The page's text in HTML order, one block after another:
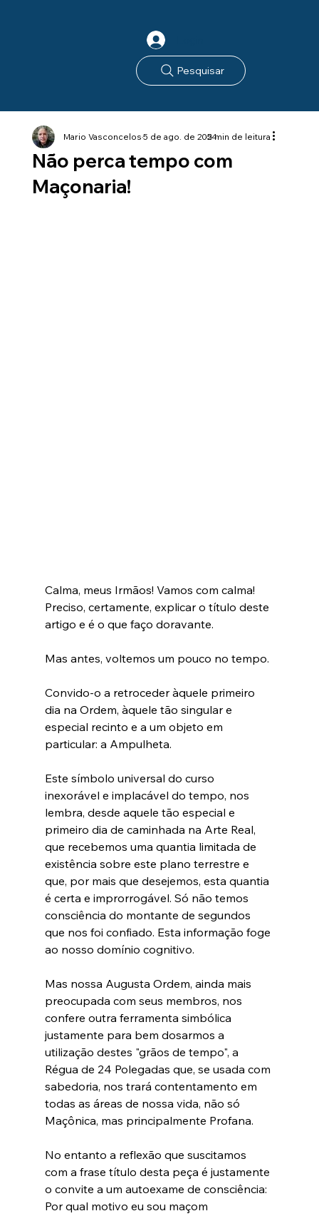
Pesquisar
Não perca tempo com
Maçonaria!
Mario Vasconcelos5 de ago. de 20245 min de leitura
Calma, meus Irmãos! Vamos com calma!
Preciso, certamente, explicar o título deste
artigo e é o que faço doravante.
Mas antes, voltemos um pouco no tempo.
Convido-o a retroceder àquele primeiro
dia na Ordem, àquele tão singular e
especial recinto e a um objeto em
particular: a Ampulheta.
Este símbolo universal do curso
inexorável e implacável do tempo, nos
lembra, desde aquele tão especial e
primeiro dia de caminhada na Arte Real,
que recebemos uma quantia limitada de
existência sobre este plano terrestre e
que, por mais que desejemos, esta quantia
é certa e improrrogável. Só não temos
consciência do montante de segundos
que nos foi confiado. Esta informação foge
ao nosso domínio cognitivo.
Mas nossa Augusta Ordem, ainda mais
preocupada com seus membros, nos
confere outra ferramenta simbólica
justamente para bem dosarmos a
utilização destes "grãos de tempo", a
Régua de 24 Polegadas que, se usada com
sabedoria, nos trará contentamento em
todas as áreas de nossa vida, não só
Maçônica, mas principalmente Profana.
No entanto a reflexão que suscitamos
com a frase título desta peça é justamente
o convite a um autoexame de consciência:
Por qual motivo eu sou maçom